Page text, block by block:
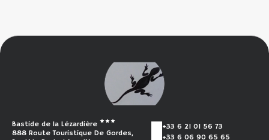
Bastide de la Lézardière
888 Route Touristique De Gordes,
+33 6 21 01 56 73
+33 6 06 90 65 65